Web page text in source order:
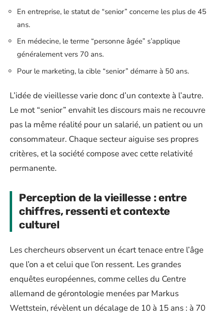
En entreprise, le statut de “senior” concerne les plus de 45
ans.
En médecine, le terme “personne âgée” s’applique
généralement vers 70 ans.
Pour le marketing, la cible “senior” démarre à 50 ans.
L’idée de vieillesse varie donc d’un contexte à l’autre.
Le mot “senior” envahit les discours mais ne recouvre
pas la même réalité pour un salarié, un patient ou un
consommateur. Chaque secteur aiguise ses propres
critères, et la société compose avec cette relativité
permanente.
Perception de la vieillesse : entre
chiffres, ressenti et contexte
culturel
Les chercheurs observent un écart tenace entre l’âge
que l’on a et celui que l’on ressent. Les grandes
enquêtes européennes, comme celles du Centre
allemand de gérontologie menées par Markus
Wettstein, révèlent un décalage de 10 à 15 ans : à 70